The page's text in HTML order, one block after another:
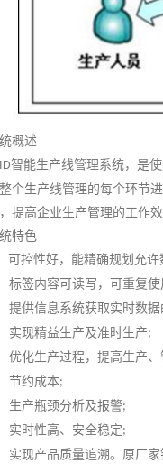
概述
智能生产线管理系统，是使
个生产线管理的每个环节
提高企业生产管理的工作效
特色
可控性好，能精确规划允许
标签内容可读写，可重复
提供信息系统获取实时数
实现精益生产及准时生产;
优化生产过程，提高生产、
节约成本;
生产瓶颈分析及报警;
实时性高、安全稳定;
实现产品质量追溯。 原厂